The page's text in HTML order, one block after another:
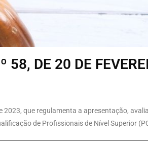
58, DE 20 DE
2023, que regulamenta a apresentação,
de Profissionais de Nível Superior